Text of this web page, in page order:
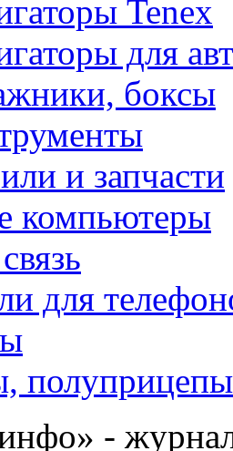
Tenex
для
боксы
и запчасти
компьютеры
для
полуприцепы
-